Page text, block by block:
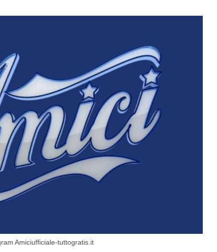
Amiciufficiale-tuttogratis.it